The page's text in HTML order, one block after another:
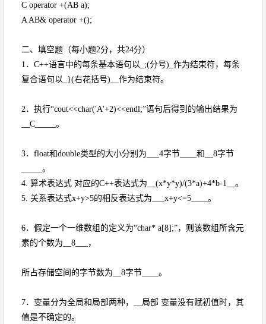
C operator +(AB a);
A AB& operator +();
二、填空题（每小题2分，共24分）
1．C++语言中的每条基本语句以_;(分号)_作为结束符，每条
复合语句以_}(右花括号)__作为结束符。
2．执行“cout<<char('A'+2)<<endl;”语句后得到的输出结果为
__C_____。
3．float和double类型的大小分别为___4字节____和__8字节
_____。
4. 算术表达式 对应的C++表达式为__(x*y*y)/(3*a)+4*b-1__。
5. 关系表达式x+y>5的相反表达式为___x+y<=5____。
6．假定一个一维数组的定义为“char* a[8];”，则该数组所含元
素的个数为__8___，
所占存储空间的字节数为__8字节____。
7．变量分为全局和局部两种，__局部 变量没有赋初值时，其
值是不确定的。